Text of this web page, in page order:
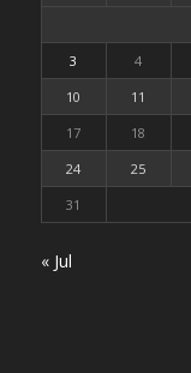
3
4
10
11
17
18
24
25
31
« Jul